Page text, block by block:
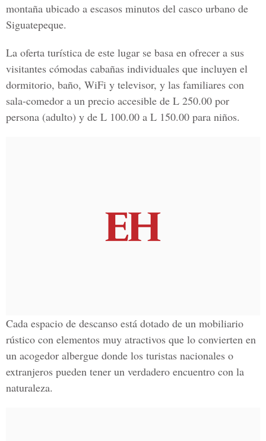
montaña ubicado a escasos minutos del casco urbano de
Siguatepeque.
La oferta turística de este lugar se basa en ofrecer a sus
visitantes cómodas cabañas individuales que incluyen el
dormitorio, baño, WiFi y televisor, y las familiares con
sala-comedor a un precio accesible de L 250.00 por
persona (adulto) y de L 100.00 a L 150.00 para niños.
Cada espacio de descanso está dotado de un mobiliario
rústico con elementos muy atractivos que lo convierten en
un acogedor albergue donde los turistas nacionales o
extranjeros pueden tener un verdadero encuentro con la
naturaleza.